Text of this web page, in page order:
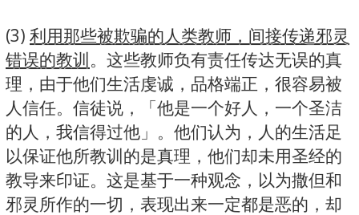
(3) 利用那些被欺骗的人类教师，间接传递邪灵
错误的教训。这些教师负有责任传达无误的真
理，由于他们生活虔诚，品格端正，很容易被
人信任。信徒说，「他是一个好人，一个圣洁
的人，我信得过他」。他们认为，人的生活足
以保证他所教训的是真理，他们却未用圣经的
教导来印证。这是基于一种观念，以为撒但和
邪灵所作的一切，表现出来一定都是恶的，却